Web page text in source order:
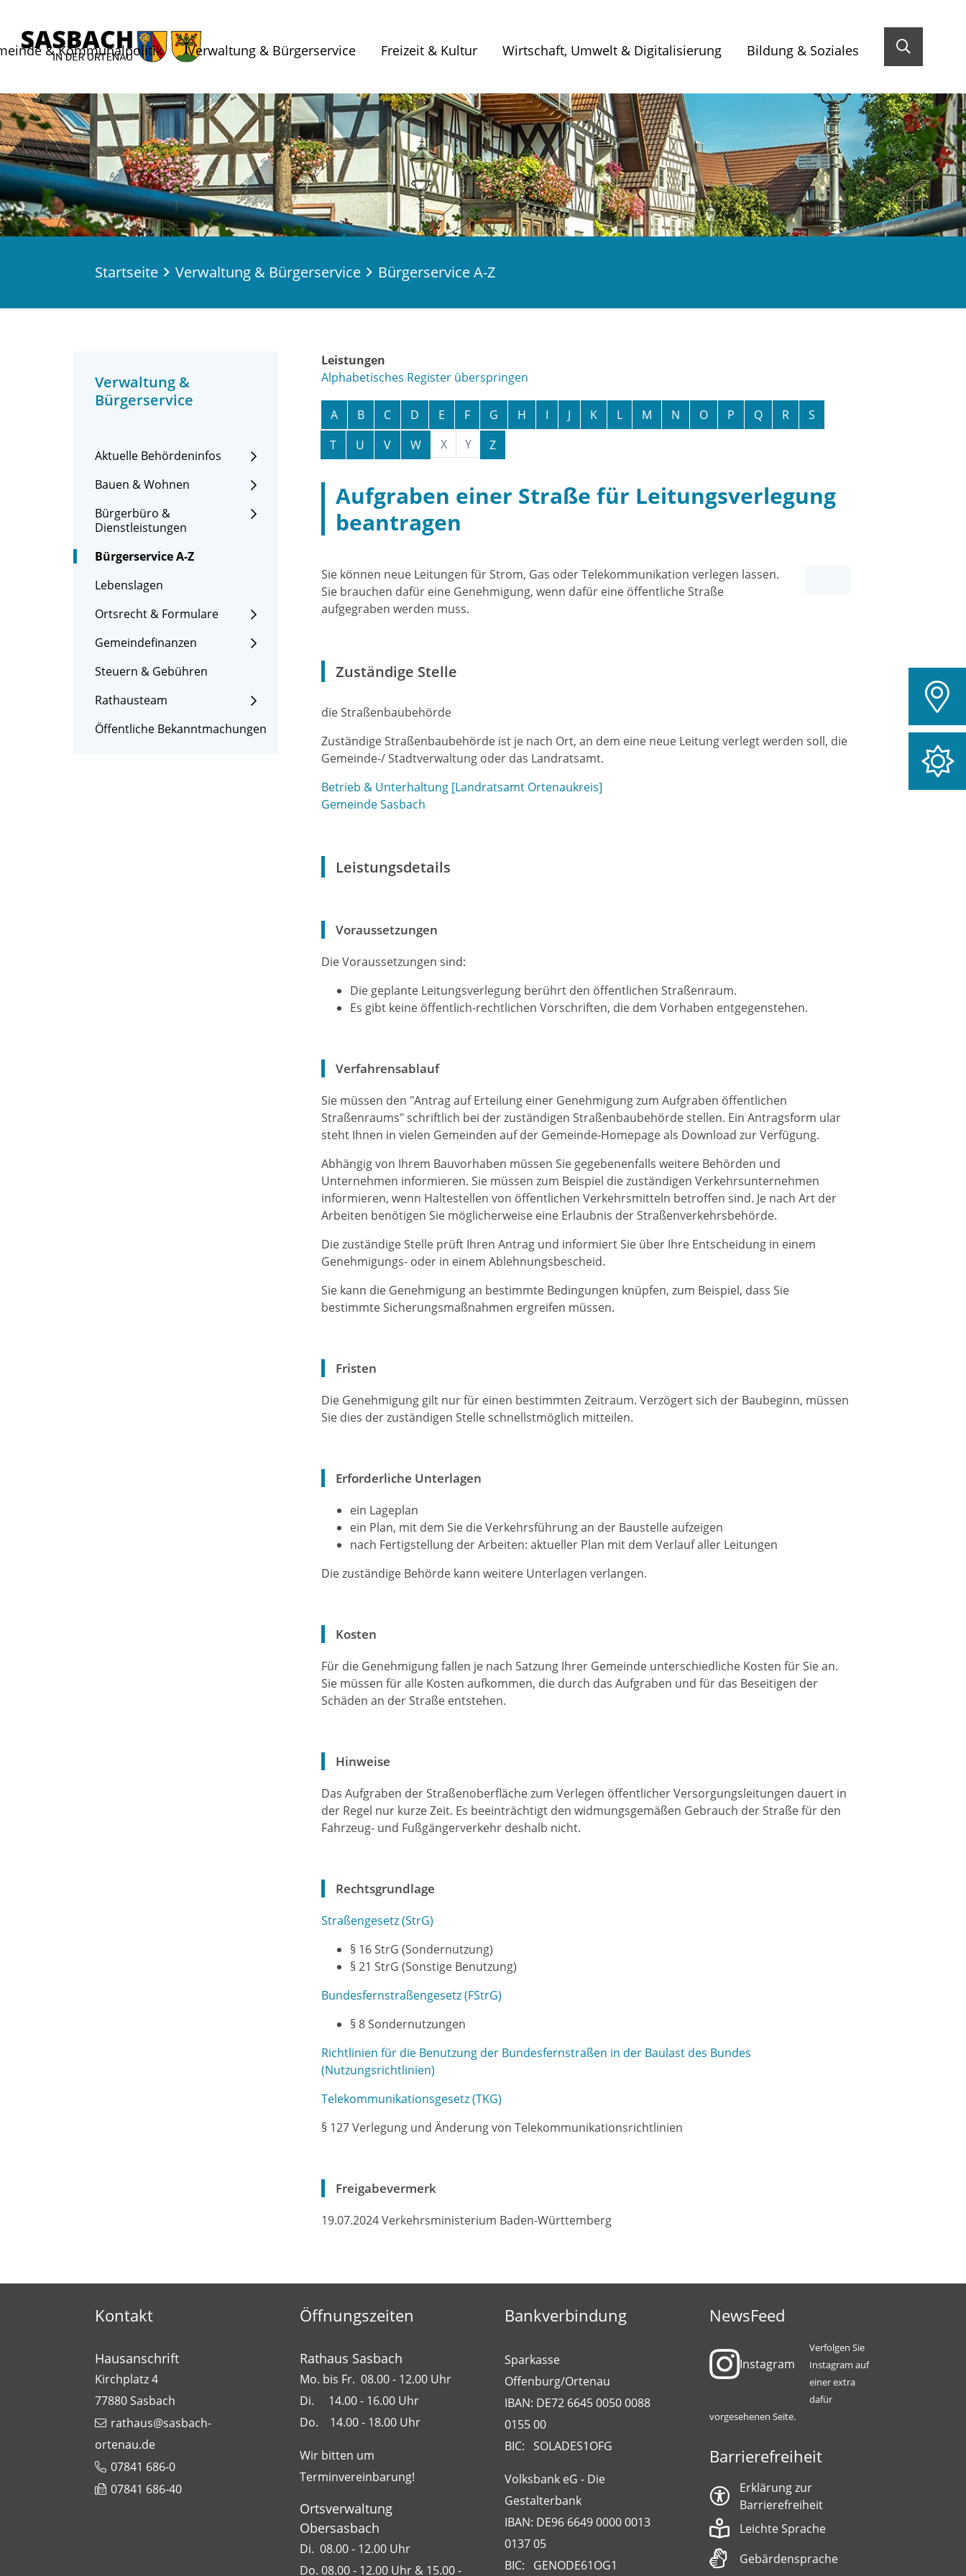
& Kommunalpolitik Verwaltung & Bürgerservice Freizeit & Kultur Wirtschaft, Umwelt & Digitalisierung Bildung & Soziales
Startseite Verwaltung & Bürgerservice Bürgerservice A-Z
Verwaltung &
Bürgerservice
Aktuelle Behördeninfos
Bauen & Wohnen
Bürgerbüro &
Dienstleistungen
Bürgerservice A-Z
Lebenslagen
Ortsrecht & Formulare
Gemeindefinanzen
Steuern & Gebühren
Rathausteam
Öffentliche Bekanntmachungen
Leistungen
Alphabetisches Register überspringen
A B C D E F G H I J K L M N O P Q R
S
T
U V W X Y Z
Aufgraben einer Straße für Leitungsverlegung
beantragen
Sie können neue Leitungen für Strom, Gas oder Telekommunikation verlegen lassen.
Sie brauchen dafür eine Genehmigung, wenn dafür eine öffentliche Straße
aufgegraben werden muss.
Zuständige Stelle
die Straßenbaubehörde
Zuständige Straßenbaubehörde ist je nach Ort, an dem eine neue Leitung verlegt werden soll, die
Gemeinde-/ Stadtverwaltung oder das Landratsamt.
Betrieb & Unterhaltung [Landratsamt Ortenaukreis]
Gemeinde Sasbach
Leistungsdetails
Voraussetzungen
Die Voraussetzungen sind:
Die geplante Leitungsverlegung berührt den öffentlichen Straßenraum.
Es gibt keine öffentlich-rechtlichen Vorschriften, die dem Vorhaben entgegenstehen.
Verfahrensablauf
Sie müssen den "Antrag auf Erteilung einer Genehmigung zum Aufgraben öffentlichen
Straßenraums" schriftlich bei der zuständigen Straßenbaubehörde stellen. Ein Antragsform ular
steht Ihnen in vielen Gemeinden auf der Gemeinde-Homepage als Download zur Verfügung.
Abhängig von Ihrem Bauvorhaben müssen Sie gegebenenfalls weitere Behörden und
Unternehmen informieren. Sie müssen zum Beispiel die zuständigen Verkehrsunternehmen
informieren, wenn Haltestellen von öffentlichen Verkehrsmitteln betroffen sind. Je nach Art der
Arbeiten benötigen Sie möglicherweise eine Erlaubnis der Straßenverkehrsbehörde.
Die zuständige Stelle prüft Ihren Antrag und informiert Sie über Ihre Entscheidung in einem
Genehmigungs- oder in einem Ablehnungsbescheid.
Sie kann die Genehmigung an bestimmte Bedingungen knüpfen, zum Beispiel, dass Sie
bestimmte Sicherungsmaßnahmen ergreifen müssen.
Fristen
Die Genehmigung gilt nur für einen bestimmten Zeitraum. Verzögert sich der Baubeginn, müssen
Sie dies der zuständigen Stelle schnellstmöglich mitteilen.
Erforderliche Unterlagen
ein Lageplan
ein Plan, mit dem Sie die Verkehrsführung an der Baustelle aufzeigen
nach Fertigstellung der Arbeiten: aktueller Plan mit dem Verlauf aller Leitungen
Die zuständige Behörde kann weitere Unterlagen verlangen.
Kosten
Für die Genehmigung fallen je nach Satzung Ihrer Gemeinde unterschiedliche Kosten für Sie an.
Sie müssen für alle Kosten aufkommen, die durch das Aufgraben und für das Beseitigen der
Schäden an der Straße entstehen.
Hinweise
Das Aufgraben der Straßenoberfläche zum Verlegen öffentlicher Versorgungsleitungen dauert in
der Regel nur kurze Zeit. Es beeinträchtigt den widmungsgemäßen Gebrauch der Straße für den
Fahrzeug- und Fußgängerverkehr deshalb nicht.
Rechtsgrundlage
Straßengesetz (StrG)
§ 16 StrG (Sondernutzung)
§ 21 StrG (Sonstige Benutzung)
Bundesfernstraßengesetz (FStrG)
§ 8Sondernutzungen
Richtlinien für die Benutzung der Bundesfernstraßen in der Baulast des Bundes
(Nutzungsrichtlinien)
Telekommunikationsgesetz (TKG)
§ 127 Verlegung und Änderung von Telekommunikationsrichtlinien
Freigabevermerk
19.07.2024 Verkehrsministerium Baden-Württemberg
Kontakt
Hausanschrift
Kirchplatz 4
77880Sasbach
rathaus@sasbach-
ortenau.de
07841 686-0
07841 686-40
Öffnungszeiten
Rathaus Sasbach
Mo. bis Fr. 08.00 - 12.00 Uhr
Di. 14.00 - 16.00 Uhr
Do. 14.00 - 18.00 Uhr
Wir bitten um
Terminvereinbarung!
Ortsverwaltung
Obersasbach
Di. 08.00 - 12.00 Uhr
Do. 08.00 - 12.00 Uhr & 15.00 -
Bankverbindung
Sparkasse
Offenburg/Ortenau
IBAN: DE72 6645 0050 0088
0155 00
BIC: SOLADES1OFG
Volksbank eG - Die
Gestalterbank
IBAN: DE96 6649 0000 0013
0137 05
BIC: GENODE61OG1
NewsFeed
Instagram
Verfolgen Sie
Instagram auf
einer extra
dafür
vorgesehenen Seite.
Barrierefreiheit
Erklärung zur
Barrierefreiheit
Leichte Sprache
Gebärdensprache